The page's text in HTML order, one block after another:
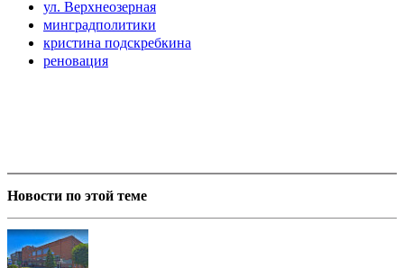
ул. Верхнеозерная
минградполитики
кристина подскребкина
реновация
Новости по этой теме